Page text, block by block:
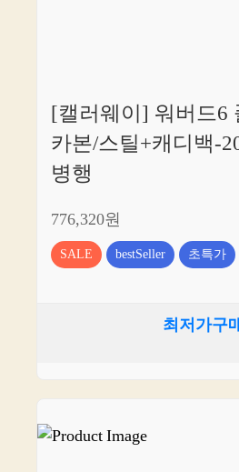
[캘러웨이] 워버드6
카본/스틸+캐디백-
병행
776,320원
SALE bestSeller 초특가
최저가구